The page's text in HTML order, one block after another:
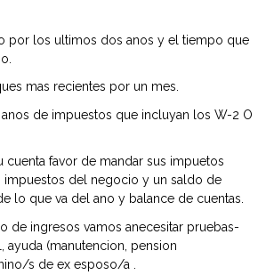
por los ultimos dos anos y el tiempo que
mas recientes por un mes.
anos de impuestos que incluyan los W-2 O
cuenta favor de mandar sus impuetos
impuestos del negocio y un saldo de
lo que va del ano y balance de cuentas.
de ingresos vamos anecesitar pruebas-
ayuda (manutencion, pension
s de ex esposo/a .